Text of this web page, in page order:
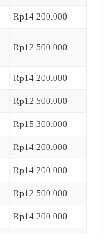
Rp14.200.000
Rp12.500.000
Rp14.200.000
Rp12.500.000
Rp15.300.000
Rp14.200.000
Rp14.200.000
Rp12.500.000
Rp14.200.000